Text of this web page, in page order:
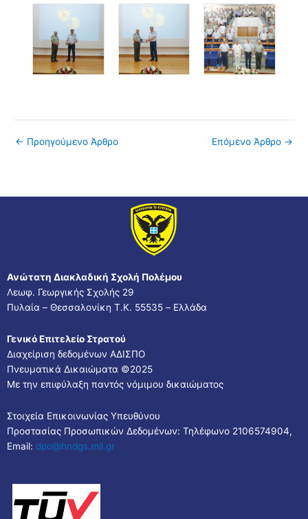
← Προηγούμενο Άρθρο Επόμενο Άρθρο →
Ανώτατη Διακλαδική Σχολή Πολέμου
Λεωφ. Γεωργικής Σχολής 29
Πυλαία – Θεσσαλονίκη Τ.Κ. 55535 – Ελλάδα
Γενικό Επιτελείο Στρατού
Διαχείριση δεδομένων ΑΔΙΣΠΟ
Πνευματικά Δικαιώματα ©2025
Με την επιφύλαξη παντός νόμιμου δικαιώματος
Στοιχεία Επικοινωνίας Υπευθύνου
Προστασίας Προσωπικών Δεδομένων: Τηλέφωνο 2106574904,
Email: dpo@hndgs.mil.gr